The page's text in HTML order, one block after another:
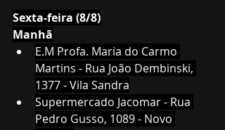
Sexta-feira (8/8)
Manhã
E.M Profa. Maria do Carmo
Martins - Rua João Dembinski,
1377 - Vila Sandra
Supermercado Jacomar - Rua
Pedro Gusso, 1089 - Novo